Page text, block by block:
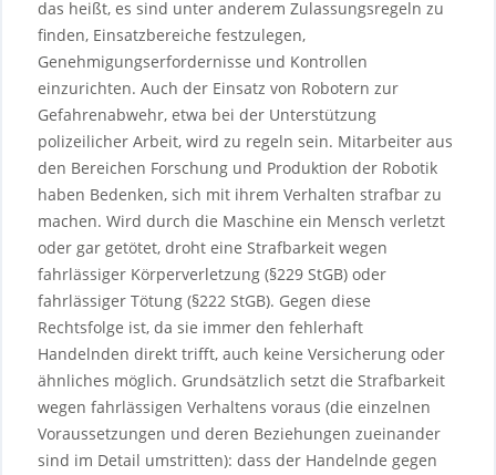
das heißt, es sind unter anderem Zulassungsregeln zu
finden, Einsatzbereiche festzulegen,
Genehmigungserfordernisse und Kontrollen
einzurichten. Auch der Einsatz von Robotern zur
Gefahrenabwehr, etwa bei der Unterstützung
polizeilicher Arbeit, wird zu regeln sein. Mitarbeiter aus
den Bereichen Forschung und Produktion der Robotik
haben Bedenken, sich mit ihrem Verhalten strafbar zu
machen. Wird durch die Maschine ein Mensch verletzt
oder gar getötet, droht eine Strafbarkeit wegen
fahrlässiger Körperverletzung (§229 StGB) oder
fahrlässiger Tötung (§222 StGB). Gegen diese
Rechtsfolge ist, da sie immer den fehlerhaft
Handelnden direkt trifft, auch keine Versicherung oder
ähnliches möglich. Grundsätzlich setzt die Strafbarkeit
wegen fahrlässigen Verhaltens voraus (die einzelnen
Voraussetzungen und deren Beziehungen zueinander
sind im Detail umstritten): dass der Handelnde gegen